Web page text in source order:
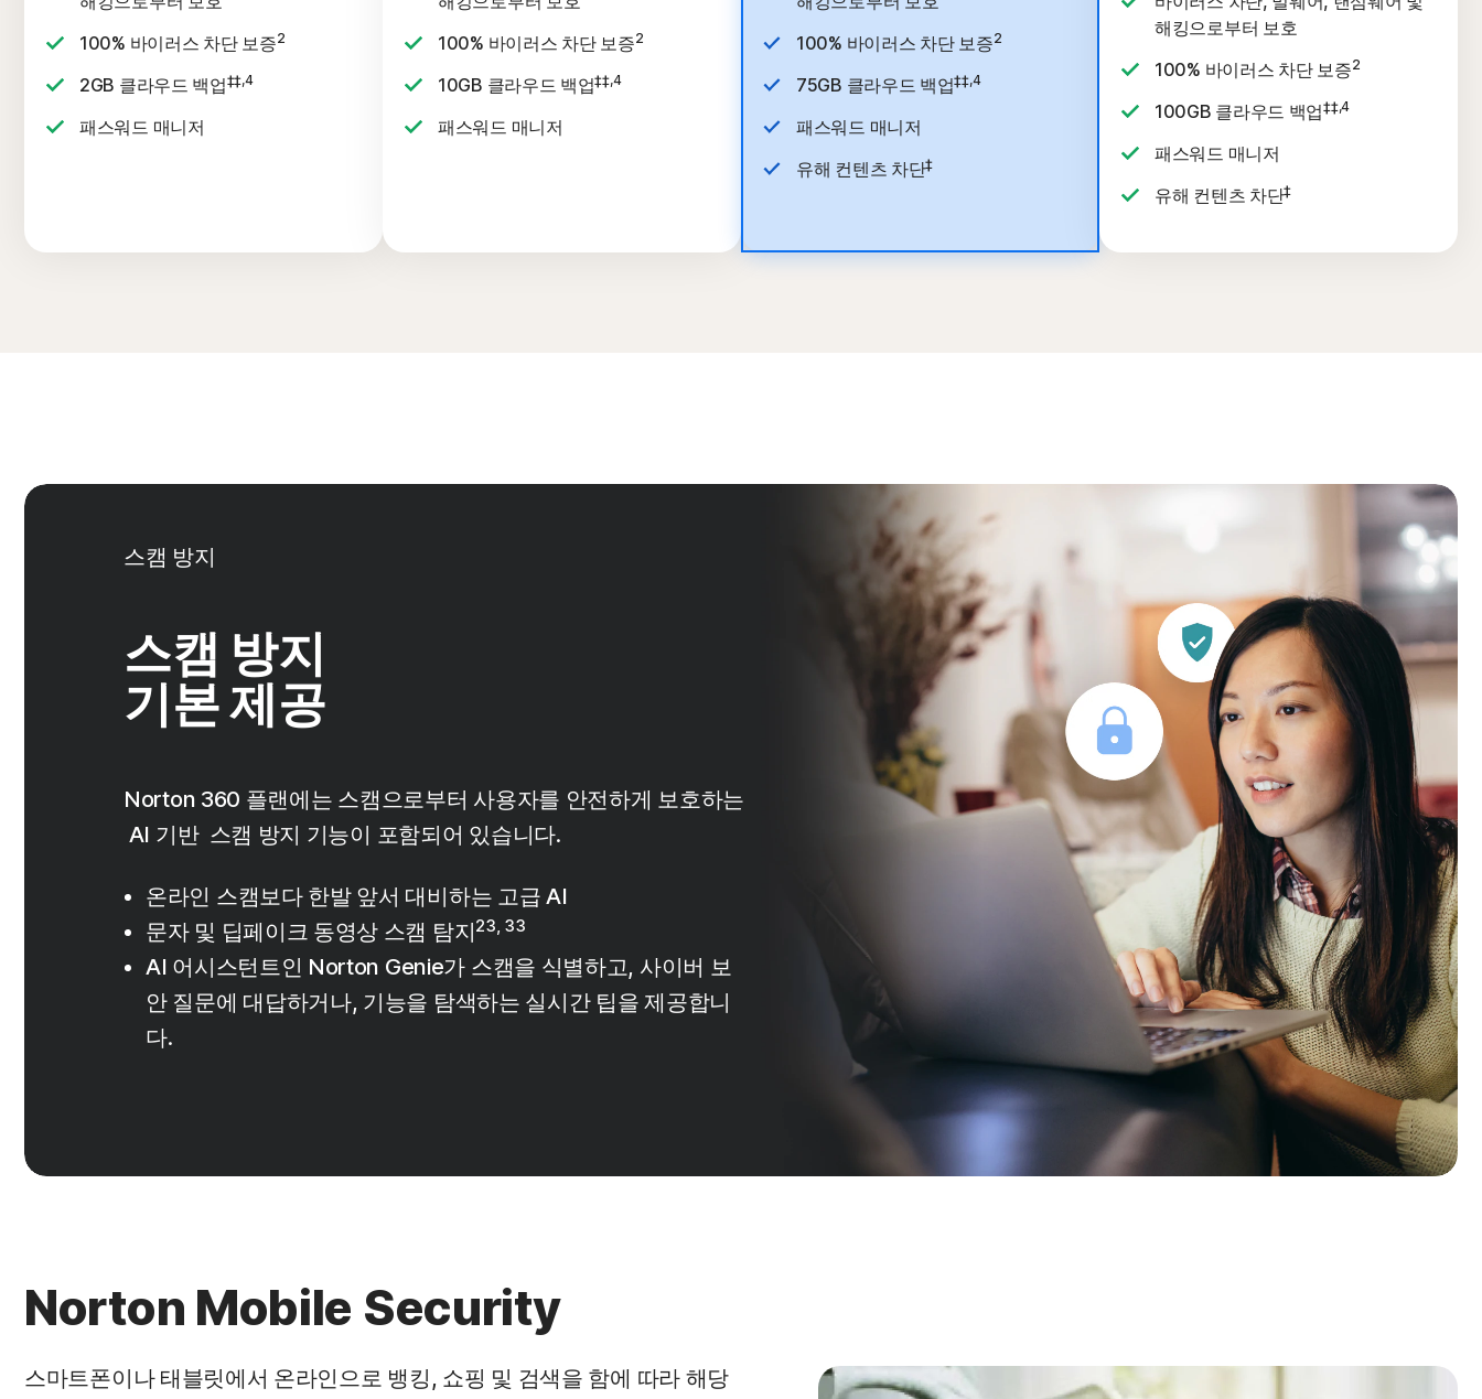
100% 바이러스 차단 보증2
2GB 클라우드 백업‡‡,4
패스워드 매니저
100% 바이러스 차단 보증2
10GB 클라우드 백업‡‡,4
패스워드 매니저
100% 바이러스 차단 보증2
75GB 클라우드 백업‡‡,4
패스워드 매니저
유해 컨텐츠 차단‡
해킹으로부터 보호
100% 바이러스 차단 보증2
100GB 클라우드 백업‡‡,4
패스워드 매니저
유해 컨텐츠 차단‡
스캠 방지
스캠 방지
기본 제공
Norton 360 플랜에는 스캠으로부터 사용자를 안전하게 보호하는
AI 기반 스캠 방지 기능이 포함되어 있습니다.
온라인 스캠보다 한발 앞서 대비하는 고급 AI
문자 및 딥페이크 동영상 스캠 탐지23, 33
AI 어시스턴트인 Norton Genie가 스캠을 식별하고, 사이버 보
안 질문에 대답하거나, 기능을 탐색하는 실시간 팁을 제공합니
다.
Norton Mobile Security
스마트폰이나 태블릿에서 온라인으로 뱅킹, 쇼핑 및 검색을 함에 따라 해당